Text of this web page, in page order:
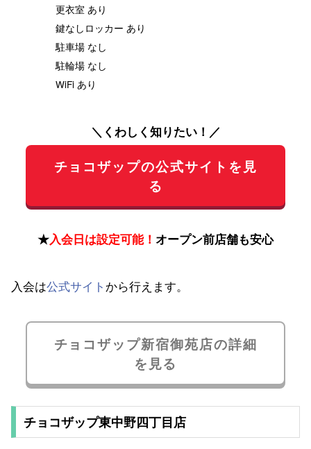
更衣室 あり
鍵なしロッカー あり
駐車場 なし
駐輪場 なし
WiFi あり
＼くわしく知りたい！／
チョコザップの公式サイトを見
る
★入会日は設定可能！ オープン前店舗も安心
入会は公式サイト から行えます。
チョコザップ新宿御苑店の詳細
を見る
チョコザップ東中野四丁目店